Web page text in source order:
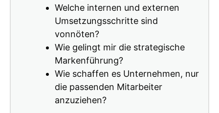
Welche internen und externen
Umsetzungsschritte sind
vonnöten?
Wie gelingt mir die strategische
Markenführung?
Wie schaffen es Unternehmen, nur
die passenden Mitarbeiter
anzuziehen?